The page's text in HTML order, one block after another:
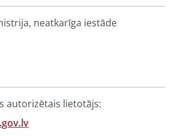
neatkarīga iestāde
autorizētais lietotājs: